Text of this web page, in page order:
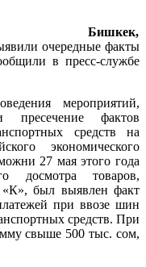
Бишкек,
очередные факты
в пресс-службе
мероприятий,
фактов
средств на
экономического
27 мая этого года
досмотра товаров,
был выявлен факт
при ввозе шин
средств. При
свыше 500 тыс. сом,